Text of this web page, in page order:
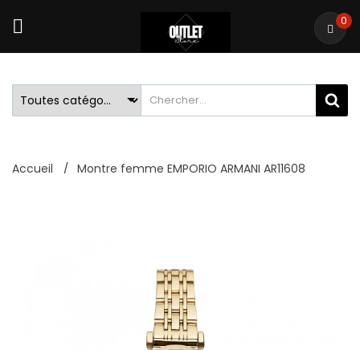
0
Accueil Montre femme EMPORIO ARMANI AR11608